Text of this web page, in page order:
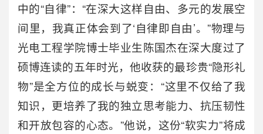
中的“自律”：“在深大这样自由、多元的发展空
间里，我真正体会到了‘自律即自由’。”物理与
光电工程学院博士毕业生陈国杰在深大度过了
硕博连读的五年时光，他收获的最珍贵“隐形礼
物”是全方位的成长与蜕变：“这里不仅给了我
知识，更培养了我的独立思考能力、抗压韧性
和开放包容的心态。”他说，这份“软实力”将成